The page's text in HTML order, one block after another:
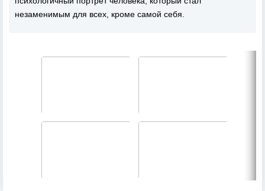
незаменимым для всех, кроме самой себя.